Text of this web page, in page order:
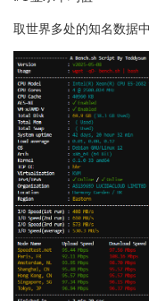
取世界多处的知名数据